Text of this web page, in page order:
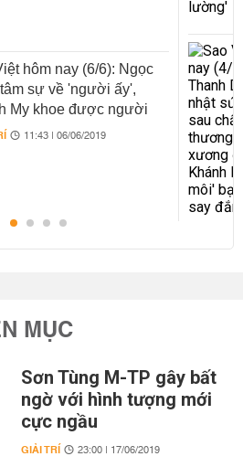
hôm nay (6/6): Ngọc
sự về 'người ấy',
My khoe được người
vụ chu đáo
11:43 | 06/06/2019
MỤC
Sơn Tùng M-TP gây bất
ngờ với hình tượng mới
cực ngầu
GIẢI TRÍ 23:00 | 17/06/2019